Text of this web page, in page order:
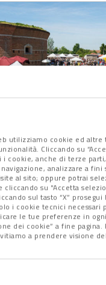
utilizziamo cookie ed
Cliccando su
i cookie, anche di terze
analizzare a
al sito; oppure potrai
cliccando su "Accetta
sul tasto “X” prosegui
i cookie tecnici necessari
le tue preferenze in
dei cookie” a fine pagina.
a prendere visione
(Venezia) – Torre
violetto 2015